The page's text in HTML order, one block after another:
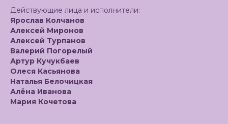
Действующие лица и исполнители:
Ярослав Колчанов
Алексей Миронов
Алексей Турпанов
Валерий Погорелый
Артур Кучукбаев
Олеся Касьянова
Наталья Белочицкая
Алёна Иванова
Мария Кочетова